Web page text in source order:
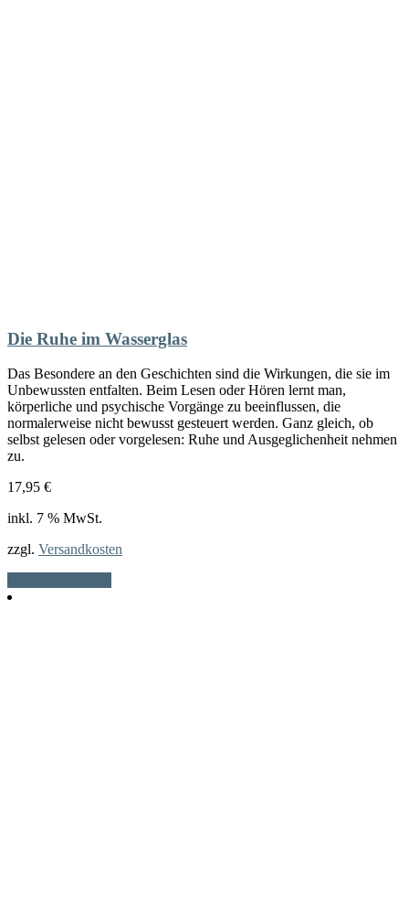
Die Ruhe im Wasserglas
Das Besondere an den Geschichten sind die Wirkungen, die sie im
Unbewussten entfalten. Beim Lesen oder Hören lernt man,
körperliche und psychische Vorgänge zu beeinflussen, die
normalerweise nicht bewusst gesteuert werden. Ganz gleich, ob
selbst gelesen oder vorgelesen: Ruhe und Ausgeglichenheit nehmen
zu.
17,95 €
inkl. 7 % MwSt.
zzgl. Versandkosten